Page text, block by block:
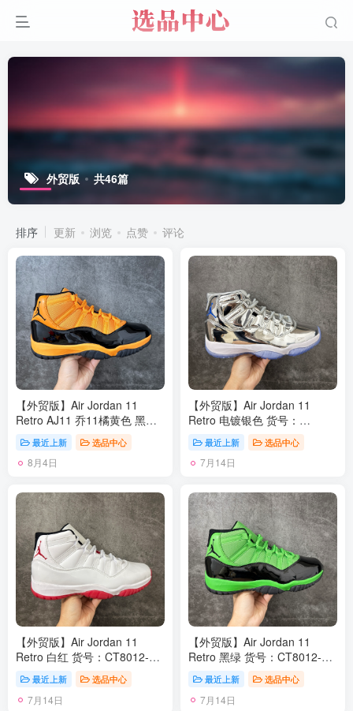
外贸版 共46篇
排序 更新 浏览 点赞 评论
【外贸版】Air Jordan 11
Retro AJ11 乔11橘黄色 黑橙
CT8012-700 原楦原档案数据
开模打造 原厂中底拉帮钢印
原厂漆皮 防冻不开裂 头层皮
度色泽 原楦原数据刺绣 原厂
车缝走线及对位 毫厘不差 飞
人logo采用原数据电脑刺绣 原
装正品碳纤维真实碳板 增强抗
扭 原内标 原盒标 正确官方原
盒 原厂防氧化水晶外底 原厂
配套厂全掌solo气垫 尺码：40
40.5 41 42 42.5 43 44 44.5
45 46 47.5 48.5
最近上新 选品中心
8月4日
【外贸版】Air Jordan 11
Retro 电镀银色 货号：
CT8012-730 原楦原档案数据
开模打造 原厂中底拉帮钢印
原厂漆皮 防冻不开裂 头层皮
度色泽 原楦原数据刺绣 原厂
车缝走线及对位 毫厘不差 飞
人logo采用原数据电脑刺绣 原
装正品碳纤维真实碳板 增强抗
扭 原内标 原盒标 正确官方原
盒 原厂防氧化水晶外底 原厂
配套厂全掌solo气垫 尺码：40
40.5 41 42 42.5 43 44 44.5
45 46 47.5 48.5
最近上新 选品中心
7月14日
【外贸版】Air Jordan 11
Retro 白红 货号：CT8012-
160 原楦原档案数据开模打造
原厂中底拉帮钢印 原厂漆皮
防冻不开裂 头层皮料 原装鞋
最近上新 选品中心
7月14日
【外贸版】Air Jordan 11
Retro 黑绿 货号：CT8012-
310 原楦原档案数据开模打造
原厂中底拉帮钢印 原厂漆皮
防冻不开裂 头层皮料 原装鞋
最近上新 选品中心
7月14日